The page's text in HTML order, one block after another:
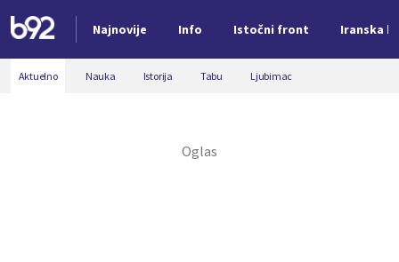
Najnovije Info Istočni front Iranska
Nova vest
Aktuelno Nauka Istorija Tabu Ljubimac